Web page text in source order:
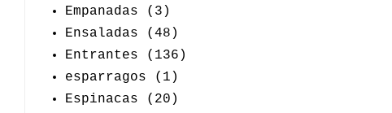
Empanadas
(3)
Ensaladas
(48)
Entrantes
(136)
esparragos
(1)
Espinacas
(20)